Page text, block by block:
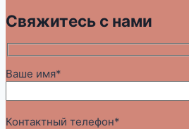
Свяжитесь с нами
Ваше имя*
Контактный телефон*